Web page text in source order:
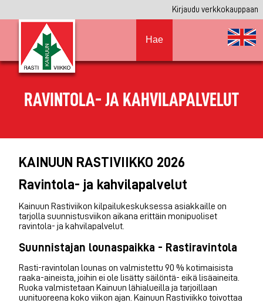
Kirjaudu verkkokauppaan
Hae
RAVINTOLA- JA KAHVILAPALVELUT
KAINUUN RASTIVIIKKO 2026
Ravintola- ja kahvilapalvelut
Kainuun Rastiviikon kilpailukeskuksessa asiakkaille on
tarjolla suunnistusviikon aikana erittäin monipuoliset
ravintola- ja kahvilapalvelut.
Suunnistajan lounaspaikka - Rastiravintola
Rasti-ravintolan lounas on valmistettu 90 % kotimaisista
raaka-aineista, joihin ei ole lisätty säilöntä- eikä lisäaineita.
Ruoka valmistetaan Kainuun lähialueilla ja tarjoillaan
uunituoreena koko viikon ajan. Kainuun Rastiviikko toivottaa